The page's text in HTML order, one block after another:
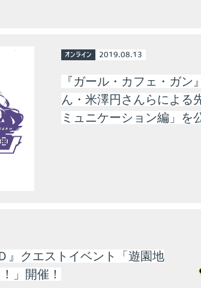
オンライン 2019.08.13
『ガール・カフェ・ガン
ん・米澤円さんらによる
ミュニケーション編」を
』クエストイベント「遊園地
」開催！